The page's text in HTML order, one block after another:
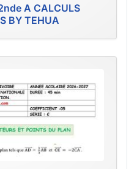
A CALCULS
BY TEHUA